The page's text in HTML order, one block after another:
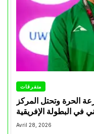
متفرقات
الحرة وتحتل المركز
Avril 28, 2026